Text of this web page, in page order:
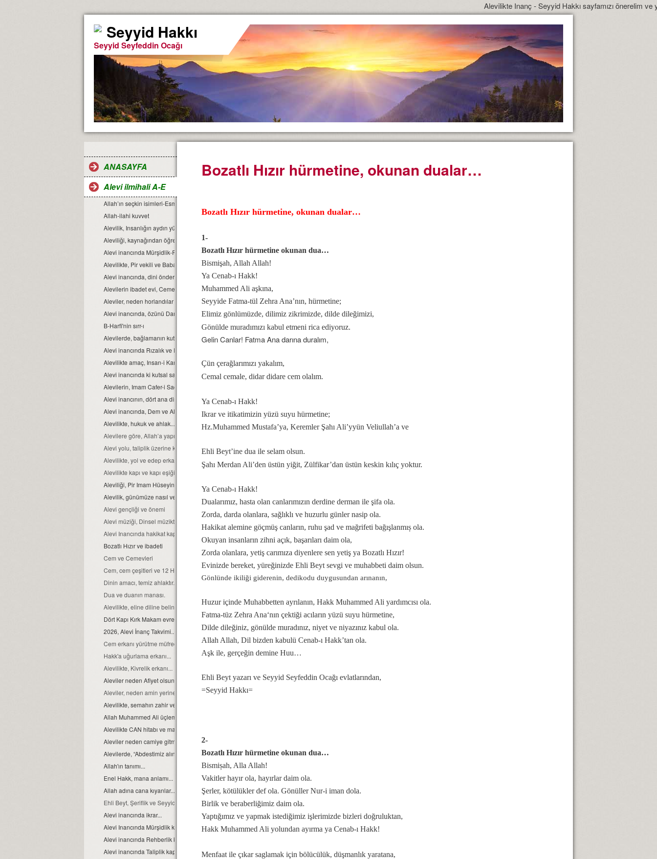
Alevilikte Inanç - Seyyid Hakkı sayfamızı önerelim ve
Seyyid Hakkı
Seyyid Seyfeddin Ocağı
ANASAYFA
Alevi ilmihali A-E
Allah’ın seçkin isimleri-Esma-ül Hüsna
Allah-ilahi kuvvet
Alevilik, Insanlığın aydın yüzüdür
Aleviliği, kaynağından öğrenelim.
Alevi inancında Mürşidlik-Pirlik ikrarı
Alevilikte, Pir vekili ve Babağanlık konumu…
Alevi inancında, dini önder Seyyidlerdir.
Alevilerin ibadet evi, Cemevidir...
Aleviler, neden horlandılar ve horgörüldüler?
Alevi inancında, özünü Dar’a çekmek ve Dar çeşitleri...
B-Harfi'nin sırr-ı
Alevilerde, bağlamanın kutsallığı...
Alevi inancında Rızalık ve Razılık kavramları
Alevilikte amaç, Insan-i Kamil olmaktır...
Alevi inancında ki kutsal sayılar ve manaları...
Alevilerin, Imam Cafer-i Sadık mezhebindeniz deyimi üzerine…
Alevi inancının, dört ana direği.
Alevi inancında, Dem ve Alkol...
Alevilikte, hukuk ve ahlak...
Alevilere göre, Allah’a yapılacak en güzel ibadet
Alevi yolu, taliplik üzerine kurulmuştur...
Alevilikte, yol ve edep erkan nedir?
Alevilikte kapı ve kapı eşiğinin kutsallığı
Aleviliği, Pir Imam Hüseyin gibi yaşamak...
Alevilik, günümüze nasıl ve hangi kaynaklarla gelindi?
Alevi gençliği ve önemi
Alevi müziği, Dinsel müziktir...
Alevi Inancında hakikat kapısı
Bozatlı Hızır ve ibadeti
Cem ve Cemevleri
Cem, cem çeşitleri ve 12 Hizmet erkanı
Dinin amacı, temiz ahlaktır...
Dua ve duanın manası.
Alevilikte, eline diline beline sahip ol ilkeleri.
Dört Kapı Kırk Makam evreleri...
2026, Alevi İnanç Takvimi...
Cem erkanı yürütme müfredatı...
Hakk'a uğurlama erkanı...
Alevilikte, Kivrelik erkanı...
Aleviler neden Afiyet olsun yerine Helalihoş olsun der?
Aleviler, neden amin yerine Allah Allah der?
Alevilikte, semahın zahir ve batıni boyutu…
Allah Muhammed Ali üçlemesi...
Alevilikte CAN hitabı ve manası
Aleviler neden camiye gitmezler?
Alevilerde, “Abdestimiz alınmış namazımız kılınmış” deyimi
Allah'ın tanımı...
Enel Hakk, mana anlamı...
Allah adına cana kıyanlar....
Ehli Beyt, Şeriflik ve Seyyidlik, kavramları hakkında...
Alevi inancında ikrar...
Alevi Inancında Mürşidlik kapısı
Alevi inancında Rehberlik kapısı
Alevi inancında Taliplik kapısı
Bozatlı Hızır hürmetine, okunan dualar…
Bozatlı Hızır hürmetine, okunan dualar…
1-
Bozatlı Hızır hürmetine okunan dua…
Bismişah, Allah Allah!
Ya Cenab-ı Hakk!
Muhammed Ali aşkına,
Seyyide Fatma-tül Zehra Ana’nın, hürmetine;
Elimiz gönlümüzde, dilimiz zikrimizde, dilde dileğimizi,
Gönülde muradımızı kabul etmeni rica ediyoruz.
Gelin Canlar! Fatma Ana darına duralım,
Çün çerağlarımızı yakalım,
Cemal cemale, didar didare cem olalım.
Ya Cenab-ı Hakk!
Ikrar ve itikatimizin yüzü suyu hürmetine;
Hz.Muhammed Mustafa’ya, Keremler Şahı Ali’yyün Veliullah’a ve
Ehli Beyt’ine dua ile selam olsun.
Şahı Merdan Ali’den üstün yiğit, Zülfikar’dan üstün keskin kılıç yoktur.
Ya Cenab-ı Hakk!
Dualarımız, hasta olan canlarımızın derdine derman ile şifa ola.
Zorda, darda olanlara, sağlıklı ve huzurlu günler nasip ola.
Hakikat alemine göçmüş canların, ruhu şad ve mağrifeti bağışlanmıș ola.
Okuyan insanların zihni açık, başarıları daim ola,
Zorda olanlara, yetiş carımıza diyenlere sen yetiş ya Bozatlı Hızır!
Evinizde bereket, yüreğinizde Ehli Beyt sevgi ve muhabbeti daim olsun.
Gönlünde ikiliği giderenin, dedikodu duygusundan arınanın,
Huzur içinde Muhabbetten ayrılanın, Hakk Muhammed Ali yardımcısı ola.
Fatma-tüz Zehra Ana‘nın çektiği acıların yüzü suyu hürmetine,
Dilde dileğiniz, gönülde muradınız, niyet ve niyazınız kabul ola.
Allah Allah, Dil bizden kabulü Cenab-ı Hakk’tan ola.
Aşk ile, gerçeğin demine Huu…
Ehli Beyt yazarı ve Seyyid Seyfeddin Ocağı evlatlarından,
=Seyyid Hakkı=
2-
Bozatlı Hızır hürmetine okunan dua…
Bismișah, Alla Allah!
Vakitler hayır ola, hayırlar daim ola.
Şerler, kötülükler def ola. Gönüller Nur-i iman dola.
Birlik ve beraberliğimiz daim ola.
Yaptığımız ve yapmak istediğimiz işlerimizde bizleri doğruluktan,
Hakk Muhammed Ali yolundan ayırma ya Cenab-ı Hakk!
Menfaat ile çıkar saglamak için bölücülük, düşmanlık yaratana,